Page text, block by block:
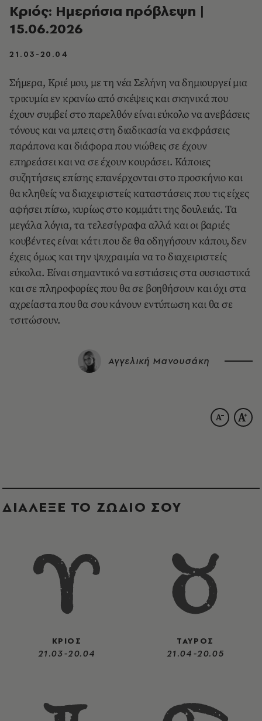
Κριός: Ημερήσια πρόβλεψη |
15.06.2026
21.03-20.04
Σήμερα, Κριέ μου, με τη νέα Σελήνη να δημιουργεί μια
τρικυμία εν κρανίω από σκέψεις και σκηνικά που
έχουν συμβεί στο παρελθόν είναι εύκολο να ανεβάσεις
τόνους και να μπεις στη διαδικασία να εκφράσεις
παράπονα και διάφορα που νιώθεις σε έχουν
επηρεάσει και να σε έχουν κουράσει. Κάποιες
συζητήσεις επίσης επανέρχονται στο προσκήνιο και
θα κληθείς να διαχειριστείς καταστάσεις που τις είχες
αφήσει πίσω, κυρίως στο κομμάτι της δουλειάς. Τα
μεγάλα λόγια, τα τελεσίγραφα αλλά και οι βαριές
κουβέντες είναι κάτι που δε θα οδηγήσουν κάπου, δεν
έχεις όμως και την ψυχραιμία να το διαχειριστείς
εύκολα. Είναι σημαντικό να εστιάσεις στα ουσιαστικά
και σε πληροφορίες που θα σε βοηθήσουν και όχι στα
αχρείαστα που θα σου κάνουν εντύπωση και θα σε
τσιτώσουν.
Αγγελική Μανουσάκη
ΔΙΑΛΕΞΕ ΤΟ ΖΩΔΙΟ ΣΟΥ
ΚΡΙΟΣ
21.03-20.04
ΤΑΥΡΟΣ
21.04-20.05